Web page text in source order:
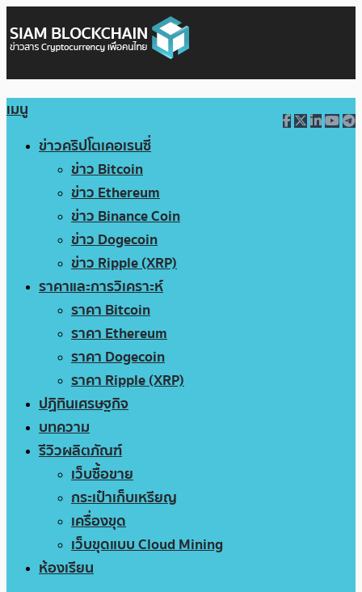
เมนู
ข่าวคริปโตเคอเรนซี่
ข่าว Bitcoin
ข่าว Ethereum
ข่าว Binance Coin
ข่าว Dogecoin
ข่าว Ripple (XRP)
ราคาและการวิเคราะห์
ราคา Bitcoin
ราคา Ethereum
ราคา Dogecoin
ราคา Ripple (XRP)
ปฏิทินเศรษฐกิจ
บทความ
รีวิวผลิตภัณฑ์
เว็บซื้อขาย
กระเป๋าเก็บเหรียญ
เครื่องขุด
เว็บขุดแบบ Cloud Mining
ห้องเรียน